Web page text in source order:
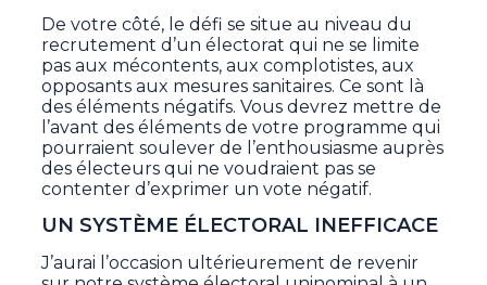
De votre côté, le défi se situe au niveau du
recrutement d’un électorat qui ne se limite
pas aux mécontents, aux complotistes, aux
opposants aux mesures sanitaires. Ce sont là
des éléments négatifs. Vous devrez mettre de
l’avant des éléments de votre programme qui
pourraient soulever de l’enthousiasme auprès
des électeurs qui ne voudraient pas se
contenter d’exprimer un vote négatif.
UN SYSTÈME ÉLECTORAL INEFFICACE
J’aurai l’occasion ultérieurement de revenir